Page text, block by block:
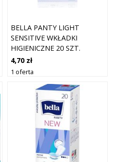
BELLA PANTY LIGHT
SENSITIVE WKŁADKI
HIGIENICZNE 20 SZT.
4,70 zł
1 oferta